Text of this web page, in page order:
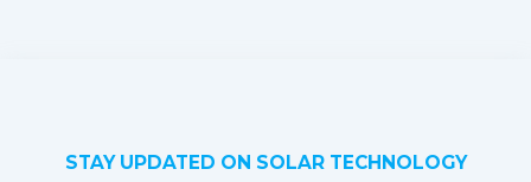
STAY UPDATED ON SOLAR TECHNOLOGY